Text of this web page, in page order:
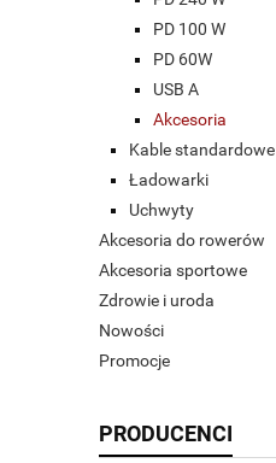
PD 100 W
PD 60W
USB A
Akcesoria
Kable standardowe
Ładowarki
Uchwyty
Akcesoria do rowerów
Akcesoria sportowe
Zdrowie i uroda
Nowości
Promocje
PRODUCENCI